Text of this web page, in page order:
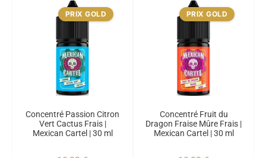
PRIX GOLD
Concentré Passion Citron
Vert Cactus Frais |
Mexican Cartel | 30 ml
PRIX GOLD
Concentré Fruit du
Dragon Fraise Mûre Frais |
Mexican Cartel | 30 ml